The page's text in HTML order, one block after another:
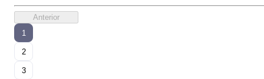
Anterior
1
2
3